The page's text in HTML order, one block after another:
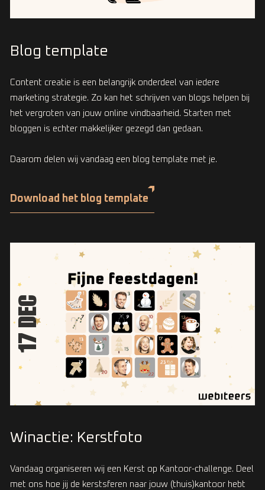
Blog template
Content creatie is een belangrijk onderdeel van iedere
marketing strategie. Zo kan het schrijven van blogs helpen bij
het vergroten van jouw online vindbaarheid. Starten met
bloggen is echter makkelijker gezegd dan gedaan.
Daarom delen wij vandaag een blog template met je.
Download het blog template
Winactie: Kerstfoto
Vandaag organiseren wij een Kerst op Kantoor-challenge. Deel
met ons hoe jij de kerstsferen naar jouw (thuis)kantoor hebt
17 DEC